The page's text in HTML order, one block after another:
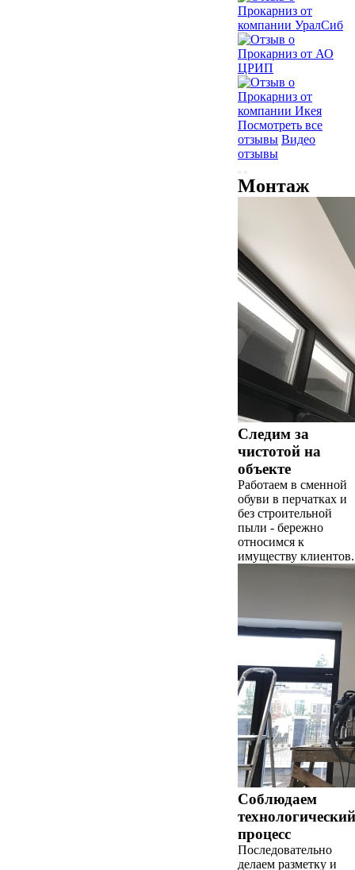
Посмотреть все
отзывы Видео
отзывы
Монтаж
Следим за
чистотой на
объекте
Работаем в сменной
обуви в перчатках и
без строительной
пыли - бережно
относимся к
имуществу клиентов.
Соблюдаем
технологический
процесс
Последовательно
делаем разметку и